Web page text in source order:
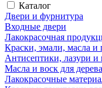
Каталог
Двери и фурнитура
Входные двери
Лакокрасочная
Краски, эмали, масла и
Антисептики, лазури
Масла и воск для дерева
Лакокрасочные